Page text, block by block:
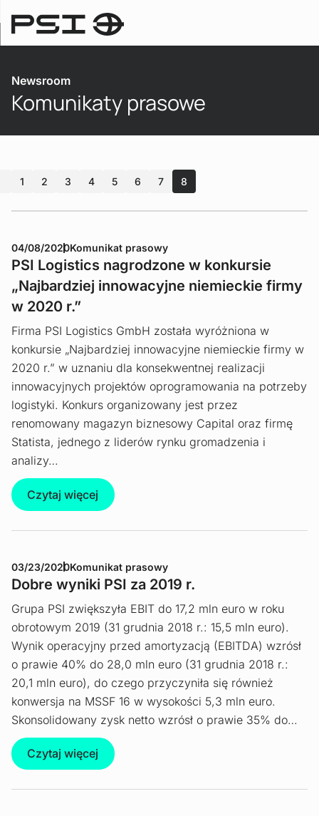
Newsroom
Komunikaty prasowe
1 2 3 4 5 6 7 8
04/08/2020Komunikat prasowy
PSI Logistics nagrodzone w konkursie
„Najbardziej innowacyjne niemieckie firmy
w 2020 r.”
Firma PSI Logistics GmbH została wyróżniona w
konkursie „Najbardziej innowacyjne niemieckie firmy w
2020 r.” w uznaniu dla konsekwentnej realizacji
innowacyjnych projektów oprogramowania na potrzeby
logistyki. Konkurs organizowany jest przez
renomowany magazyn biznesowy Capital oraz firmę
Statista, jednego z liderów rynku gromadzenia i
analizy…
Czytaj więcej
03/23/2020Komunikat prasowy
Dobre wyniki PSI za 2019 r.
Grupa PSI zwiększyła EBIT do 17,2 mln euro w roku
obrotowym 2019 (31 grudnia 2018 r.: 15,5 mln euro).
Wynik operacyjny przed amortyzacją (EBITDA) wzrósł
o prawie 40% do 28,0 mln euro (31 grudnia 2018 r.:
20,1 mln euro), do czego przyczyniła się również
konwersja na MSSF 16 w wysokości 5,3 mln euro.
Skonsolidowany zysk netto wzrósł o prawie 35% do…
Czytaj więcej